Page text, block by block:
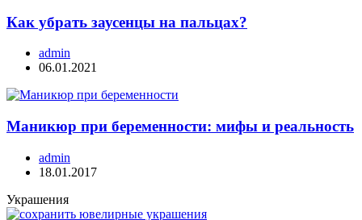
Как убрать заусенцы на пальцах?
admin
06.01.2021
Маникюр при беременности: мифы и реальность
admin
18.01.2017
Украшения